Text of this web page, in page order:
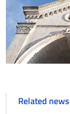
Related news